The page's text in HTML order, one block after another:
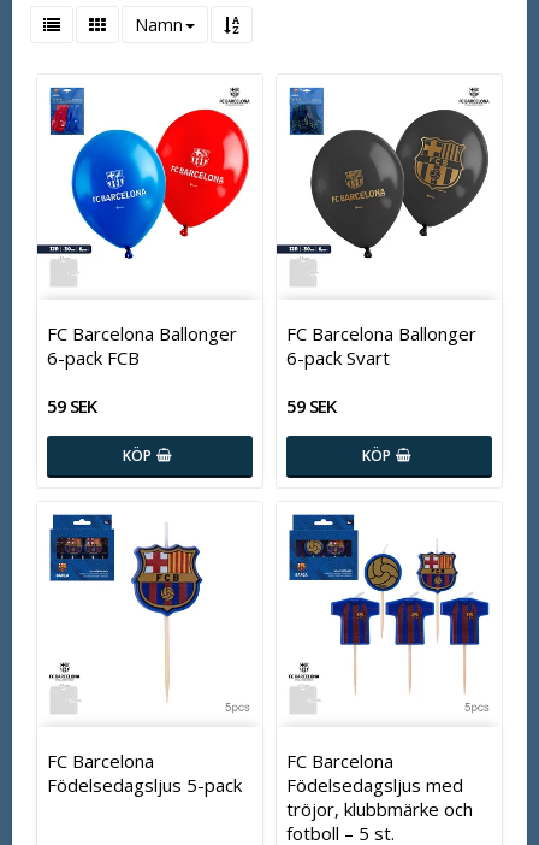
Namn
FC Barcelona Ballonger
6-pack FCB
59 SEK
KÖP
FC Barcelona Ballonger
6-pack Svart
59 SEK
KÖP
FC Barcelona
Födelsedagsljus 5-pack
FC Barcelona
Födelsedagsljus med
tröjor, klubbmärke och
fotboll – 5 st.